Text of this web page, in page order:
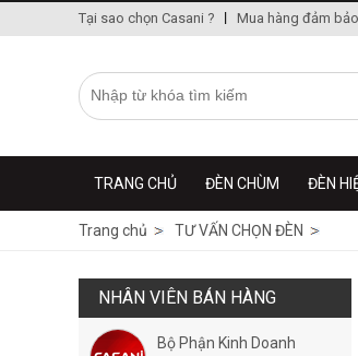
Tại sao chọn Casani ? Mua hàng đảm bảo
TRANG CHỦ ĐÈN CHÙM ĐÈN
Trang chủ TƯ VẤN CHỌN ĐÈN
NHÂN VIÊN BÁN HÀNG
Bộ Phận Kinh Doanh